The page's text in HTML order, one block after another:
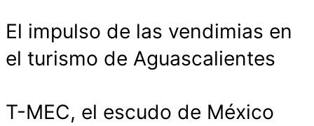
El impulso de las vendimias en
el turismo de Aguascalientes
T-MEC, el escudo de México